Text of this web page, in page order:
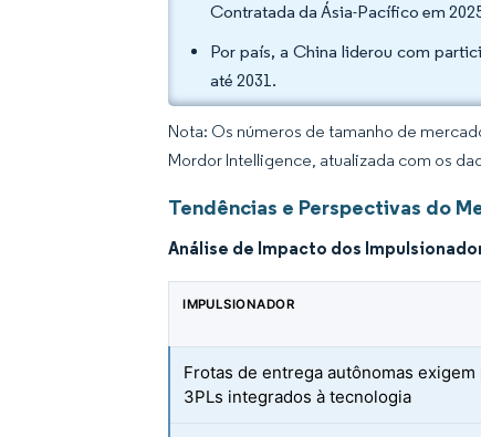
Contratada da Ásia-Pacífico em
Por país, a China liderou com
até 2031.
Nota: Os números de tamanho de
Mordor Intelligence, atualizada com os
Tendências e Perspectivas do
Análise de Impacto dos
IMPULSIONADOR
Frotas de entrega autônomas exigem
3PLs integrados à tecnologia